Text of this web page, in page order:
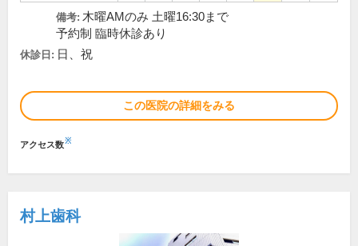
備考: 木曜AMのみ 土曜16:30まで
予約制 臨時休診あり
休診日: 日、祝
この医院の詳細をみる
アクセス数※
村上歯科